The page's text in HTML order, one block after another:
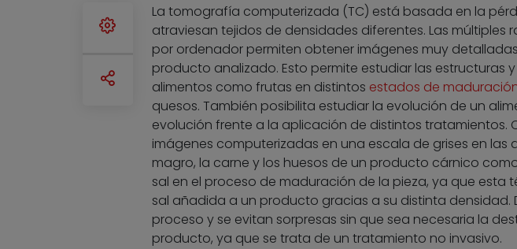
La tomografía computerizada (TC) está basada en la
atraviesan tejidos de densidades diferentes. Las
por ordenador permiten obtener imágenes muy
producto analizado. Esto permite estudiar las estructuras
alimentos como frutas en distintos estados de
quesos. También posibilita estudiar la evolución de un
evolución frente a la aplicación de distintos tratamientos.
imágenes computerizadas en una escala de grises en las
magro, la carne y los huesos de un producto cárnico
sal en el proceso de maduración de la pieza, ya que esta
sal añadida a un producto gracias a su distinta densidad.
proceso y se evitan sorpresas sin que sea necesaria la
producto, ya que se trata de un tratamiento no invasivo.